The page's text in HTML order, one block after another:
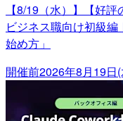
【8/19（水）】【好
ビジネス職向け初級
始め方」
開催前2026年8月19日